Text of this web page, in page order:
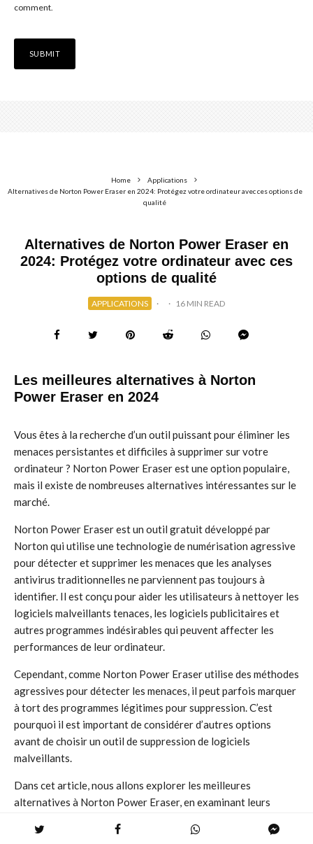
comment.
Home
Applications
Alternatives de Norton Power Eraser en 2024: Protégez votre ordinateur avec ces options de
qualité
Alternatives de Norton Power Eraser en
2024: Protégez votre ordinateur avec ces
options de qualité
APPLICATIONS · · 16 MIN READ
Les meilleures alternatives à Norton
Power Eraser en 2024
Vous êtes à la recherche d’un outil puissant pour éliminer les
menaces persistantes et difficiles à supprimer sur votre
ordinateur ? Norton Power Eraser est une option populaire,
mais il existe de nombreuses alternatives intéressantes sur le
marché.
Norton Power Eraser est un outil gratuit développé par
Norton qui utilise une technologie de numérisation agressive
pour détecter et supprimer les menaces que les analyses
antivirus traditionnelles ne parviennent pas toujours à
identifier. Il est conçu pour aider les utilisateurs à nettoyer les
logiciels malveillants tenaces, les logiciels publicitaires et
autres programmes indésirables qui peuvent affecter les
performances de leur ordinateur.
Cependant, comme Norton Power Eraser utilise des méthodes
agressives pour détecter les menaces, il peut parfois marquer
à tort des programmes légitimes pour suppression. C’est
pourquoi il est important de considérer d’autres options
avant de choisir un outil de suppression de logiciels
malveillants.
Dans cet article, nous allons explorer les meilleures
alternatives à Norton Power Eraser, en examinant leurs
allons également vous donner des conseils pour choisir l’outil